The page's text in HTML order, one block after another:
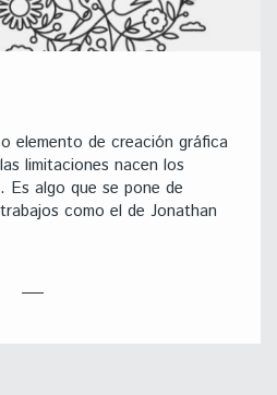
elemento de creación gráfica
limitaciones nacen los
Es algo que se pone de
como el de Jonathan